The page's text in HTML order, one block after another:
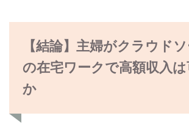
【結論】主婦がクラウド
の在宅ワークで高額収入
か